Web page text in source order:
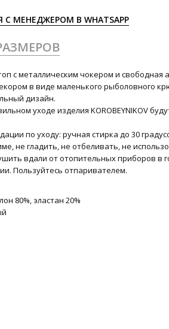
С МЕНЕДЖЕРОМ В WHATSAPP
с металлическим чокером и свободная
в виде маленького рыболовного
дизайн.
уходе изделия KOROBEYNIKOV
по уходу: ручная стирка до 30
не гладить, не отбеливать, не
вдали от отопительных приборов в
Пользуйтесь отпаривателем.
80%, эластан 20%